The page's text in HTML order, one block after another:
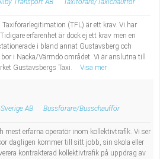
Transport AB Taxiförare/Taxichaufför
(TFL) är ett krav. Vi har
erfarenhet är dock ej ett krav men en
i bland annat Gustavsberg och
i Nacka/Värmdö området. Vi är anslutna till
Gustavsbergs Taxi.
Visa mer
AB Bussförare/Busschaufför
mest erfarna operatör inom kollektivtrafik. Vi ser
dagligen kommer till sitt jobb, sin skola eller
kontrakterad kollektivtrafik på uppdrag av